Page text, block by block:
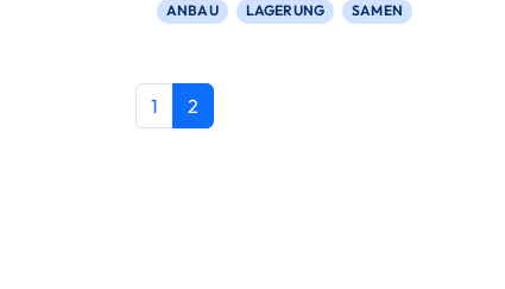
ANBAU LAGERUNG SAMEN
Seiten-Navigation
Seite
1 Aktuelle Seite
2